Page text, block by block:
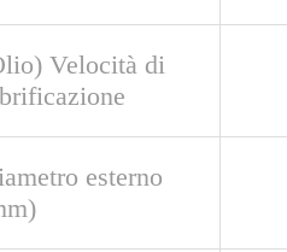
Velocità di
esterno